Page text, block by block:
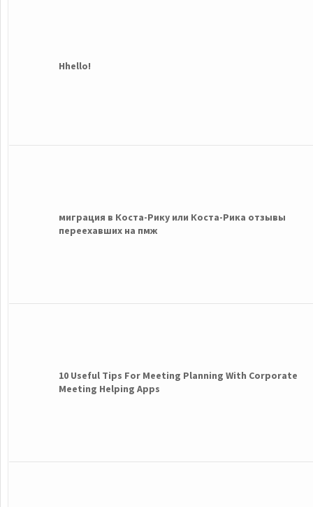
Hhello!
миграция в Коста-Рику или Коста-Рика отзывы
переехавших на пмж
10 Useful Tips For Meeting Planning With Corporate
Meeting Helping Apps